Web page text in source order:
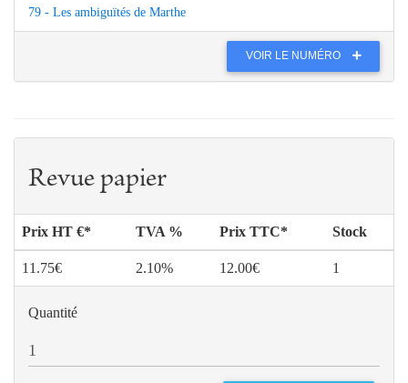
79 - Les ambiguïtés de Marthe
VOIR LE NUMÉRO
Revue papier
Prix HT €* TVA % Prix TTC* Stock
11.75€ 2.10% 12.00€ 1
Quantité